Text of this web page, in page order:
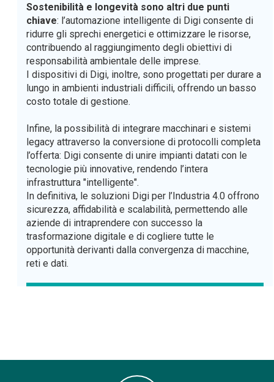
Sostenibilità e longevità sono altri due punti
chiave: l’automazione intelligente di Digi consente di
ridurre gli sprechi energetici e ottimizzare le risorse,
contribuendo al raggiungimento degli obiettivi di
responsabilità ambientale delle imprese.
I dispositivi di Digi, inoltre, sono progettati per durare a
lungo in ambienti industriali difficili, offrendo un basso
costo totale di gestione.
Infine, la possibilità di integrare macchinari e sistemi
legacy attraverso la conversione di protocolli completa
l’offerta: Digi consente di unire impianti datati con le
tecnologie più innovative, rendendo l’intera
infrastruttura "intelligente".
In definitiva, le soluzioni Digi per l’Industria 4.0 offrono
sicurezza, affidabilità e scalabilità, permettendo alle
aziende di intraprendere con successo la
trasformazione digitale e di cogliere tutte le
opportunità derivanti dalla convergenza di macchine,
reti e dati.